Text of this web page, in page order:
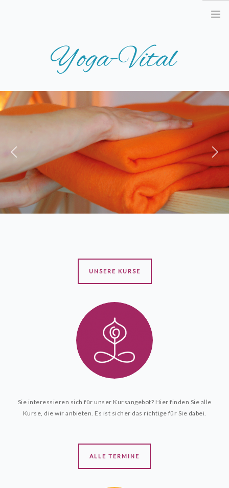
AKTUELLES
TERMINE
UNSER ANGEBOT
WAS IST YOGA?
REISEN & WORKSHOPS
Previous Next
UNSERE KURSE
Sie interessieren sich für unser Kursangebot? Hier finden Sie alle
Kurse, die wir anbieten. Es ist sicher das richtige für Sie dabei.
ALLE TERMINE